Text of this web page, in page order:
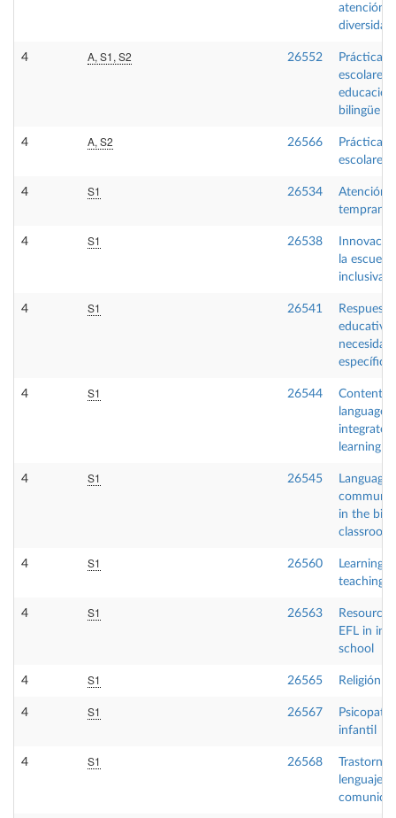
atención
diversidad
4 A, S1, S2 26552
Prácticas
escolares
educación
bilingüe
4 A, S2 26566
Prácticas
escolares
4 S1 26534
Atención
temprana
4 S1 26538
la escuela
inclusiva
4 S1 26541
específicas
4 S1 26544
Content
language
integrated
learning
4 S1 26545
Language
in the
classroom
4 S1 26560
Learning
teaching
4 S1 26563
EFL in
school
4 S1 26565 Religión
4 S1 26567
infantil
4 S1 26568
lenguaje y